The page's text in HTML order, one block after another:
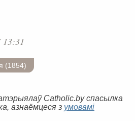
13:31
(1854)
Catholic.by спасылка
азнаёмцеся з умовамі